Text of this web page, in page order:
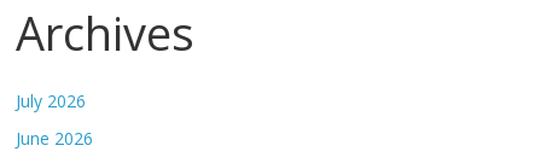
Archives
July 2026
June 2026